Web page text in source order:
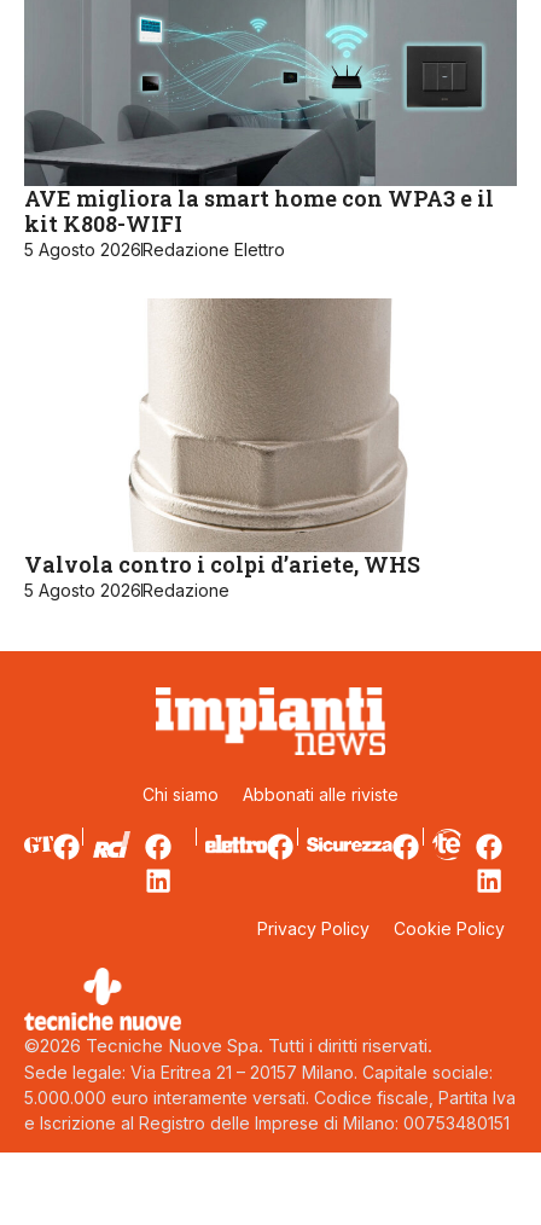
AVE migliora la smart home con WPA3 e il
kit K808-WIFI
5 Agosto 2026Redazione Elettro
Valvola contro i colpi d’ariete, WHS
5 Agosto 2026Redazione
Chi siamo Abbonati alle riviste
Privacy Policy Cookie Policy
©2026 Tecniche Nuove Spa. Tutti i diritti riservati.
Sede legale: Via Eritrea 21 – 20157 Milano. Capitale sociale:
5.000.000 euro interamente versati. Codice fiscale, Partita Iva
e Iscrizione al Registro delle Imprese di Milano: 00753480151